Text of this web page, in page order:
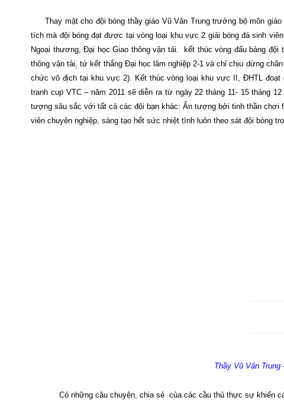
Thay mặt cho đội bóng thầy giáo Vũ Văn Trung trưởng bộ môn
tích mà đội bóng đạt được tại vòng loại khu vực 2 giải bóng đá sinh
Ngoại thương, Đại học Giao thông vận tải.
kết thúc vòng đấu bảng
thông vận tải, tứ kết thắng Đại học lâm nghiệp 2-1 và chỉ chịu dừng
chức vô địch tại khu vực 2). Kết thúc vòng loại khu vực II, ĐHTL đoạt
tranh cup VTC – năm 2011 sẽ diễn ra từ ngày 22 tháng 11- 15 tháng
tượng sâu sắc với tất cả các đội bạn khác: Ấn tượng bởi tinh thần chơi
viên chuyên nghiệp, sáng tạo hết sức nhiệt tình luôn theo sát đội bóng
Thầy Vũ Văn
Có những câu chuyện, chia sẻ của các cầu thủ thực sự khiến